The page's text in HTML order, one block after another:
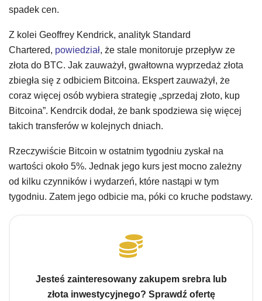
spadek cen.
Z kolei Geoffrey Kendrick, analityk Standard
Chartered, powiedział, że stale monitoruje przepływ ze
złota do BTC. Jak zauważył, gwałtowna wyprzedaż złota
zbiegła się z odbiciem Bitcoina. Ekspert zauważył, że
coraz więcej osób wybiera strategię „sprzedaj złoto, kup
Bitcoina”. Kendrcik dodał, że bank spodziewa się więcej
takich transferów w kolejnych dniach.
Rzeczywiście Bitcoin w ostatnim tygodniu zyskał na
wartości około 5%. Jednak jego kurs jest mocno zależny
od kilku czynników i wydarzeń, które nastąpi w tym
tygodniu. Zatem jego odbicie ma, póki co kruche podstawy.
Jesteś zainteresowany zakupem srebra lub
złota inwestycyjnego? Sprawdź ofertę